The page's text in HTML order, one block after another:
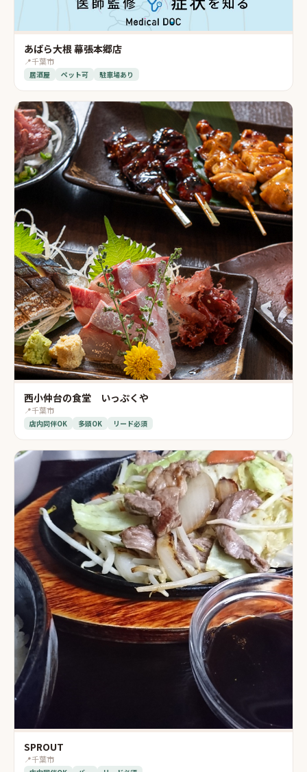
あばら大根 幕張本郷店
📍千葉市
居酒屋 ペット可 駐車場あり
西小仲台の食堂 いっぷくや
📍千葉市
店内同伴OK 多頭OK リード必須
SPROUT
📍千葉市